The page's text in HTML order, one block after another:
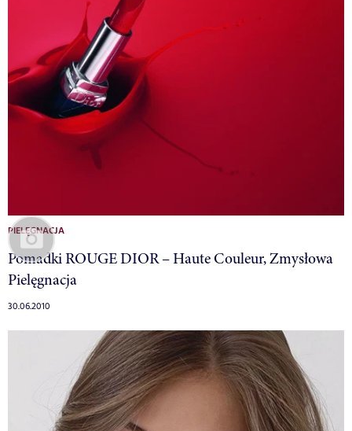
PIELĘGNACJA
Pomadki ROUGE DIOR – Haute Couleur, Zmysłowa
Pielęgnacja
30.06.2010